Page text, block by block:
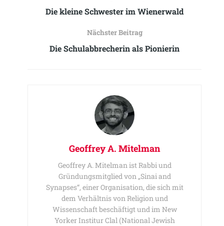
Die kleine Schwester im Wienerwald
Nächster Beitrag
Die Schulabbrecherin als Pionierin
Geoffrey A. Mitelman
Geoffrey A. Mitelman ist Rabbi und
Gründungsmitglied von „Sinai and
Synapses“, einer Organisation, die sich mit
dem Verhältnis von Religion und
Wissenschaft beschäftigt und im New
Yorker Institur Clal (National Jewish